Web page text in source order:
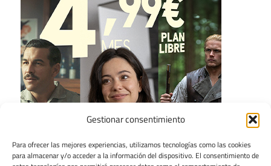
Gestionar consentimiento
Para ofrecer las mejores experiencias, utilizamos tecnologías como las cookies
para almacenar y/o acceder a la información del dispositivo. El consentimiento de